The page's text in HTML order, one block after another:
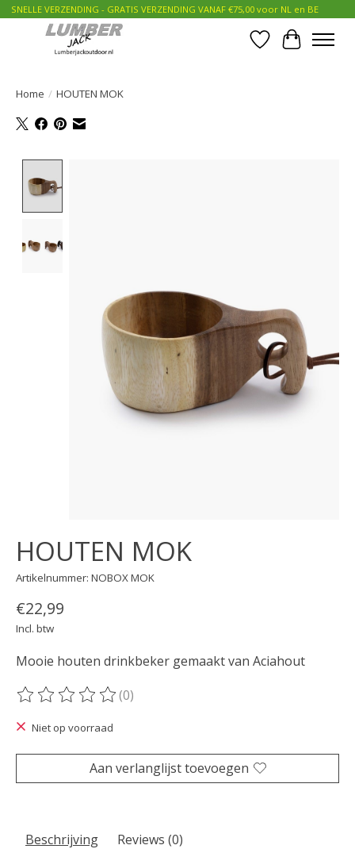
SNELLE VERZENDING - GRATIS VERZENDING VANAF €75,00 voor NL en BE
Verlanglijst
Home / HOUTEN MOK
HOUTEN MOK
Artikelnummer: NOBOX MOK
€22,99
Incl. btw
Mooie houten drinkbeker gemaakt van Aciahout
De beoordeling van dit product is
(0)
Niet op voorraad
Aan verlanglijst toevoegen
Beschrijving Reviews (0)